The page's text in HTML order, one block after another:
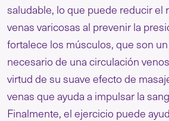
saludable, lo que puede reducir el
venas varicosas al prevenir la
fortalece los músculos, que son
necesario de una circulación
virtud de su suave efecto de
venas que ayuda a impulsar la
Finalmente, el ejercicio puede